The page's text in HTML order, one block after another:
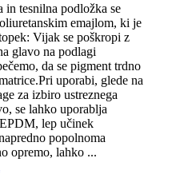
in tesnilna podložka se
emajlom, ki je
Vijak se poškropi z
glavo na podlagi
da se pigment trdno
uporabi, glede na
za izbiro ustreznega
se lahko uporablja
lep učinek
popolnoma
opremo, lahko ...